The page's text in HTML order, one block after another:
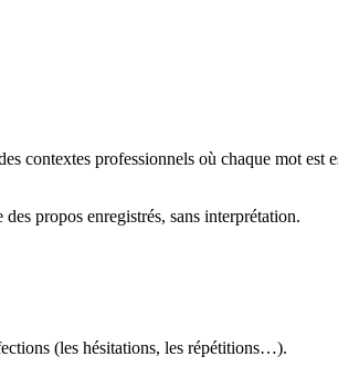
contextes professionnels où chaque mot est
propos enregistrés, sans interprétation.
(les hésitations, les répétitions…).